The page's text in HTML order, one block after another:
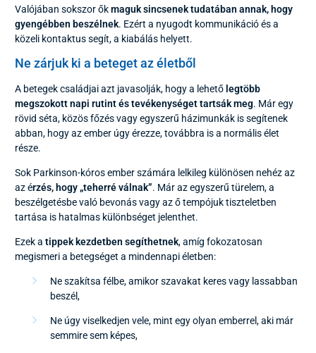
Valójában sokszor őkmaguk sincsenek tudatában annak, hogy
gyengébben beszélnek. Ezért a nyugodt kommunikáció és a
közeli kontaktus segít, a kiabálás helyett.
Ne zárjuk ki a beteget az életből
A betegek családjai azt javasolják, hogy a lehető legtöbb
megszokott napi rutint és tevékenységet tartsák meg. Már egy
rövid séta, közös főzés vagy egyszerű házimunkák is segítenek
abban, hogy az ember úgy érezze, továbbra is a normális élet
része.
Sok Parkinson-kóros ember számára lelkileg különösen nehéz az
az érzés, hogy „teherré válnak”. Már az egyszerű türelem, a
beszélgetésbe való bevonás vagy az ő tempójuk tiszteletben
tartása is hatalmas különbséget jelenthet.
Ezek a tippek kezdetben segíthetnek, amíg fokozatosan
megismeri a betegséget a mindennapi életben:
Ne szakítsa félbe, amikor szavakat keres vagy lassabban
beszél,
Ne úgy viselkedjen vele, mint egy olyan emberrel, aki már
semmire sem képes,